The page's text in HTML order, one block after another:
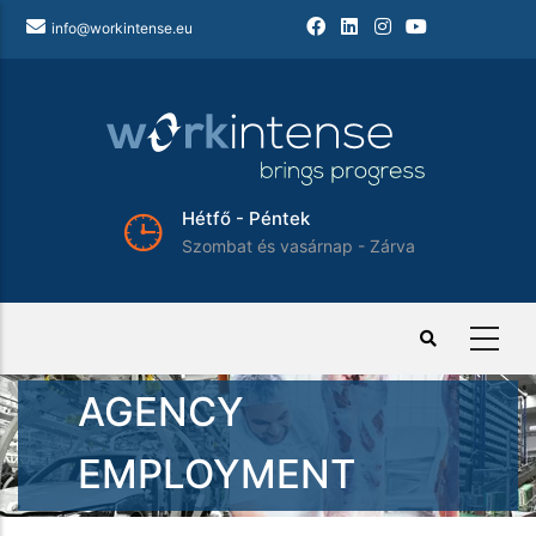
Ugrás
info@workintense.eu
Hétfő - Péntek
Szombat és vasárnap - Zárva
AGENCY
EMPLOYMENT